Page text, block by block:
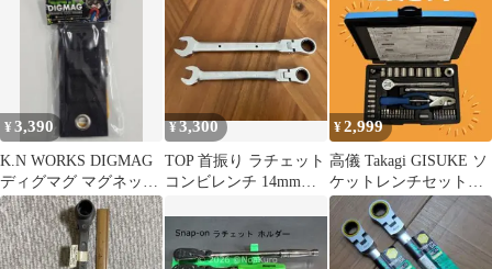
【14mm】
¥3,390
K.N WORKS DIGMAG
ディグマグ マグネット
ツールホルダー MG-0
¥3,300
TOP 首振り ラチェット
コンビレンチ 14mm
¥2,999
高儀 Takagi GISUKE ソ
ケットレンチセット
SWS-100 多機能